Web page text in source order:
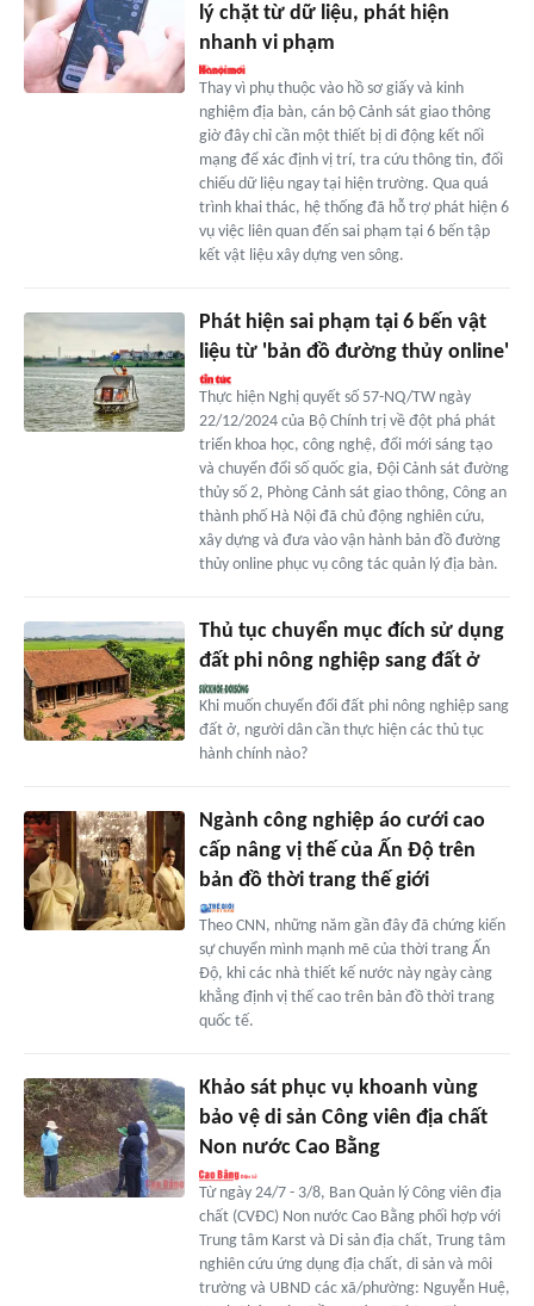
lý chặt từ dữ liệu, phát hiện
nhanh vi phạm
Thay vì phụ thuộc vào hồ sơ giấy và kinh
nghiệm địa bàn, cán bộ Cảnh sát giao thông
giờ đây chỉ cần một thiết bị di động kết nối
mạng để xác định vị trí, tra cứu thông tin, đối
chiếu dữ liệu ngay tại hiện trường. Qua quá
trình khai thác, hệ thống đã hỗ trợ phát hiện 6
vụ việc liên quan đến sai phạm tại 6 bến tập
kết vật liệu xây dựng ven sông.
Phát hiện sai phạm tại 6 bến vật
liệu từ 'bản đồ đường thủy online'
Thực hiện Nghị quyết số 57-NQ/TW ngày
22/12/2024 của Bộ Chính trị về đột phá phát
triển khoa học, công nghệ, đổi mới sáng tạo
và chuyển đổi số quốc gia, Đội Cảnh sát đường
thủy số 2, Phòng Cảnh sát giao thông, Công an
thành phố Hà Nội đã chủ động nghiên cứu,
xây dựng và đưa vào vận hành bản đồ đường
thủy online phục vụ công tác quản lý địa bàn.
Thủ tục chuyển mục đích sử dụng
đất phi nông nghiệp sang đất ở
Khi muốn chuyển đổi đất phi nông nghiệp sang
đất ở, người dân cần thực hiện các thủ tục
hành chính nào?
Ngành công nghiệp áo cưới cao
cấp nâng vị thế của Ấn Độ trên
bản đồ thời trang thế giới
Theo CNN, những năm gần đây đã chứng kiến
sự chuyển mình mạnh mẽ của thời trang Ấn
Độ, khi các nhà thiết kế nước này ngày càng
khẳng định vị thế cao trên bản đồ thời trang
quốc tế.
Khảo sát phục vụ khoanh vùng
bảo vệ di sản Công viên địa chất
Non nước Cao Bằng
Từ ngày 24/7 - 3/8, Ban Quản lý Công viên địa
chất (CVĐC) Non nước Cao Bằng phối hợp với
Trung tâm Karst và Di sản địa chất, Trung tâm
nghiên cứu ứng dụng địa chất, di sản và môi
trường và UBND các xã/phường: Nguyễn Huệ,